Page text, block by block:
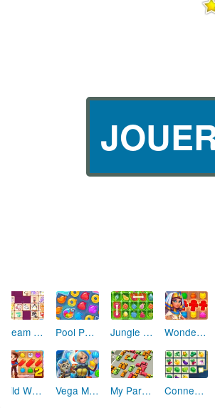
Dream Pet Link Pool Party Jungle Jewels Connect Wonders of Egypt Match
Wild West Match 2 Vega Mix Sea Adventures My Parking Lot Connect Master